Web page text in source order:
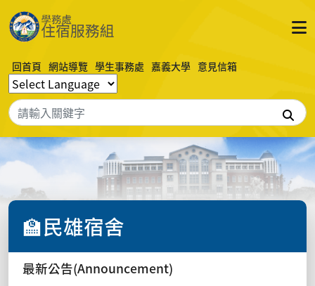
回首頁 網站導覽 學生事務處 嘉義大學 意見信箱
搜尋
🏫民雄宿舍
最新公告(Announcement)